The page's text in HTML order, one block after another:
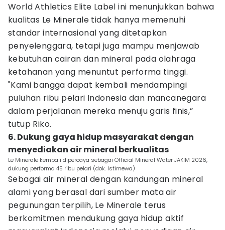
World Athletics Elite Label ini menunjukkan bahwa
kualitas Le Minerale tidak hanya memenuhi
standar internasional yang ditetapkan
penyelenggara, tetapi juga mampu menjawab
kebutuhan cairan dan mineral pada olahraga
ketahanan yang menuntut performa tinggi.
"Kami bangga dapat kembali mendampingi
puluhan ribu pelari Indonesia dan mancanegara
dalam perjalanan mereka menuju garis finis,”
tutup Riko.
6. Dukung gaya hidup masyarakat dengan
menyediakan air mineral berkualitas
Le Minerale kembali dipercaya sebagai Official Mineral Water JAKIM 2026,
dukung performa 45 ribu pelari (dok. Istimewa)
Sebagai air mineral dengan kandungan mineral
alami yang berasal dari sumber mata air
pegunungan terpilih, Le Minerale terus
berkomitmen mendukung gaya hidup aktif